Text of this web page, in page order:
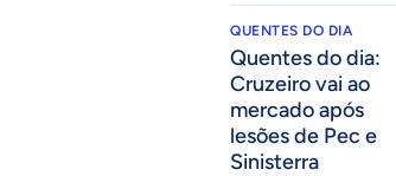
QUENTES DO DIA
Quentes do dia:
Cruzeiro vai ao
mercado após
lesões de Pec e
Sinisterra